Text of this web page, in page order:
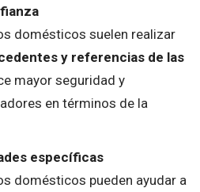
domésticos suelen realizar
y referencias de las
mayor seguridad y
en términos de la
específicas
domésticos pueden ayudar a